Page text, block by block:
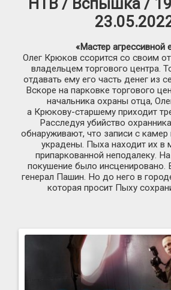
«Мастер агрессивной
Олег Крюков ссорится со своим
владельцем торгового центра.
отдавать ему его часть денег из
Вскоре на парковке торгового
начальника охраны отца,
а Крюкову-старшемуприходит
Расследуя убийство
обнаруживают, что записи с
украдены. Пыха находит их в
припаркованной неподалеку.
покушение было инсценировано.
генерал Пашин. Но до него в
которая просит Пыху